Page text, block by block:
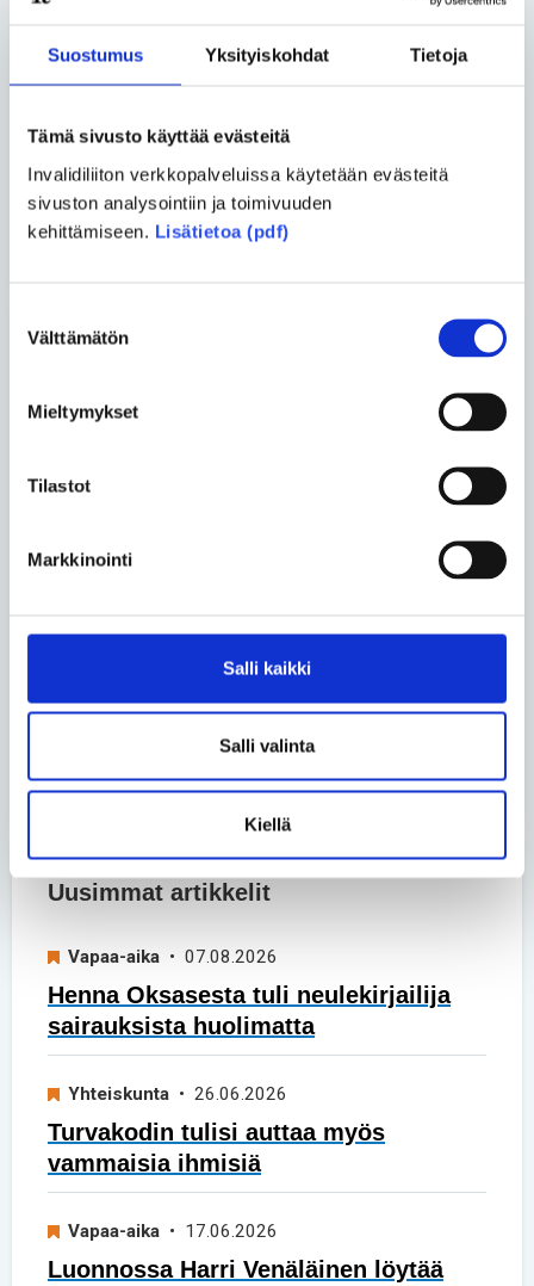
Suostumus Yksityiskohdat Tietoja
Tämä sivusto käyttää evästeitä
Invalidiliiton verkkopalveluissa käytetään evästeitä
sivuston analysointiin ja toimivuuden
kehittämiseen. Lisätietoa (pdf)
valinta
Välttämätön
Mieltymykset
Tilastot
Markkinointi
Salli kaikki
Salli valinta
Kiellä
LÄHETÄ
kerrallaan
Uusimmat artikkelit
Vapaa-aika • 07.08.2026
Henna Oksasesta tuli neulekirjailija
sairauksista huolimatta
Yhteiskunta • 26.06.2026
Turvakodin tulisi auttaa myös
vammaisia ihmisiä
Vapaa-aika • 17.06.2026
Luonnossa Harri Venäläinen löytää